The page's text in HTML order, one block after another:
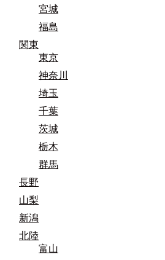
宮城
福島
関東
東京
神奈川
埼玉
千葉
茨城
栃木
群馬
長野
山梨
新潟
北陸
富山